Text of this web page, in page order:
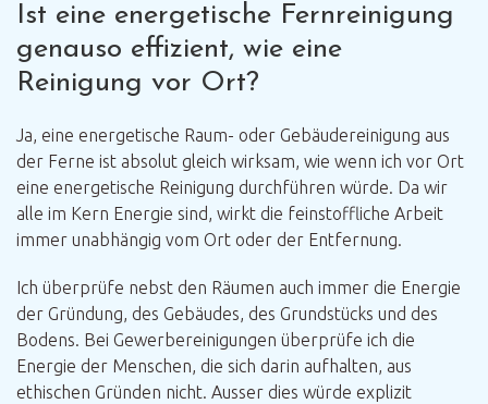
Ist eine energetische Fernreinigung
genauso effizient, wie eine
Reinigung vor Ort?
Ja, eine energetische Raum- oder Gebäudereinigung aus
der Ferne ist absolut gleich wirksam, wie wenn ich vor Ort
eine energetische Reinigung durchführen würde. Da wir
alle im Kern Energie sind, wirkt die feinstoffliche Arbeit
immer unabhängig vom Ort oder der Entfernung.
Ich überprüfe nebst den Räumen auch immer die Energie
der Gründung, des Gebäudes, des Grundstücks und des
Bodens. Bei Gewerbereinigungen überprüfe ich die
Energie der Menschen, die sich darin aufhalten, aus
ethischen Gründen nicht. Ausser dies würde explizit